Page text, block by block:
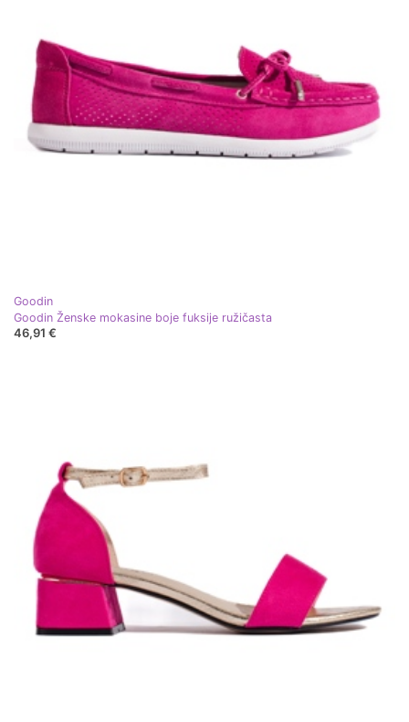
Goodin
Goodin Ženske mokasine boje fuksije ružičasta
46,91 €